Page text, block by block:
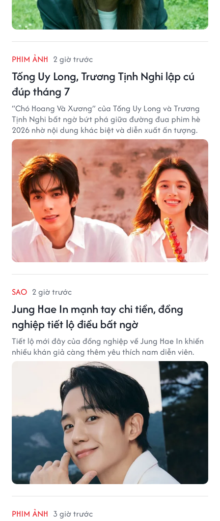
PHIM ẢNH 2 giờ trước
Tống Uy Long, Trương Tịnh Nghi lập cú
đúp tháng 7
“Chó Hoang Và Xương” của Tống Uy Long và Trương
Tịnh Nghi bất ngờ bứt phá giữa đường đua phim hè
2026 nhờ nội dung khác biệt và diễn xuất ấn tượng.
SAO 2 giờ trước
Jung Hae In mạnh tay chi tiền, đồng
nghiệp tiết lộ điều bất ngờ
Tiết lộ mới đây của đồng nghiệp về Jung Hae In khiến
nhiều khán giả càng thêm yêu thích nam diễn viên.
PHIM ẢNH 3 giờ trước